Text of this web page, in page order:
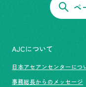
ペ
AJCについて
日本アセアンセンターにつ
事務総長からのメッセージ